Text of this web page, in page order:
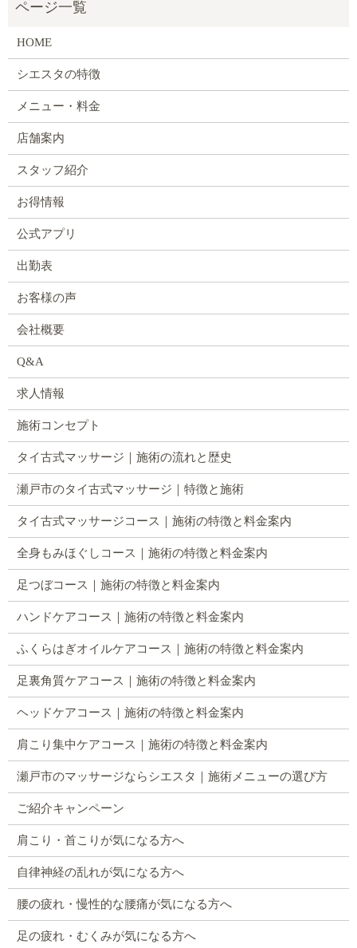
HOME
シエスタの特徴
メニュー・料金
店舗案内
スタッフ紹介
お得情報
公式アプリ
出勤表
お客様の声
会社概要
Q&A
求人情報
施術コンセプト
タイ古式マッサージ｜施術の流れと歴史
瀬戸市のタイ古式マッサージ｜特徴と施術
タイ古式マッサージコース｜施術の特徴と料金案内
全身もみほぐしコース｜施術の特徴と料金案内
足つぼコース｜施術の特徴と料金案内
ハンドケアコース｜施術の特徴と料金案内
ふくらはぎオイルケアコース｜施術の特徴と料金案内
足裏角質ケアコース｜施術の特徴と料金案内
ヘッドケアコース｜施術の特徴と料金案内
肩こり集中ケアコース｜施術の特徴と料金案内
瀬戸市のマッサージならシエスタ｜施術メニューの選び方
ご紹介キャンペーン
肩こり・首こりが気になる方へ
自律神経の乱れが気になる方へ
腰の疲れ・慢性的な腰痛が気になる方へ
足の疲れ・むくみが気になる方へ